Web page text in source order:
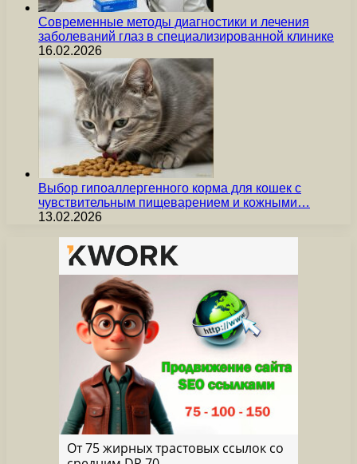
Современные методы диагностики и лечения
заболеваний глаз в специализированной клинике
16.02.2026
Выбор гипоаллергенного корма для кошек с
чувствительным пищеварением и кожными…
13.02.2026